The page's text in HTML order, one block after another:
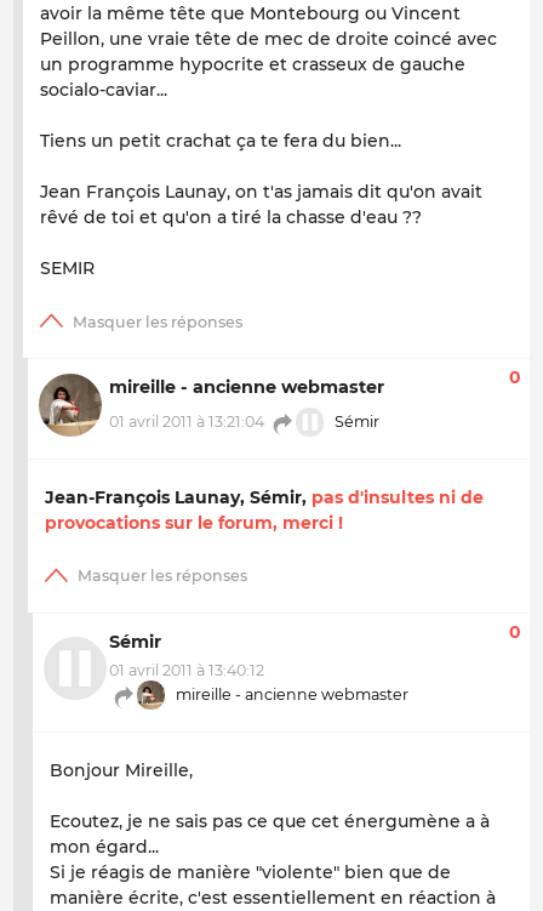
avoir la même tête que Montebourg ou Vincent
Peillon, une vraie tête de mec de droite coincé avec
un programme hypocrite et crasseux de gauche
socialo-caviar...
Tiens un petit crachat ça te fera du bien...
Jean François Launay, on t'as jamais dit qu'on avait
rêvé de toi et qu'on a tiré la chasse d'eau ??
SEMIR
mireille - ancienne webmaster
01 avril 2011 à 13:21:04 Sémir
0
Jean-François Launay, Sémir, pas d'insultes ni de
provocations sur le forum, merci !
Sémir
01 avril 2011 à 13:40:12
mireille - ancienne webmaster
0
Bonjour Mireille,
Ecoutez, je ne sais pas ce que cet énergumène a à
mon égard...
Si je réagis de manière "violente" bien que de
manière écrite, c'est essentiellement en réaction à